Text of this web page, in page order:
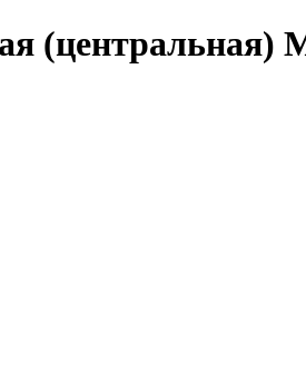
(центральная)